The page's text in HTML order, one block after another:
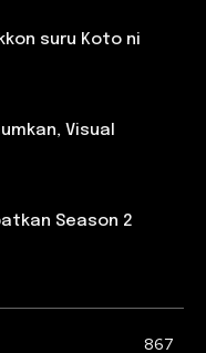
suru Koto ni
Visual
Season 2
867